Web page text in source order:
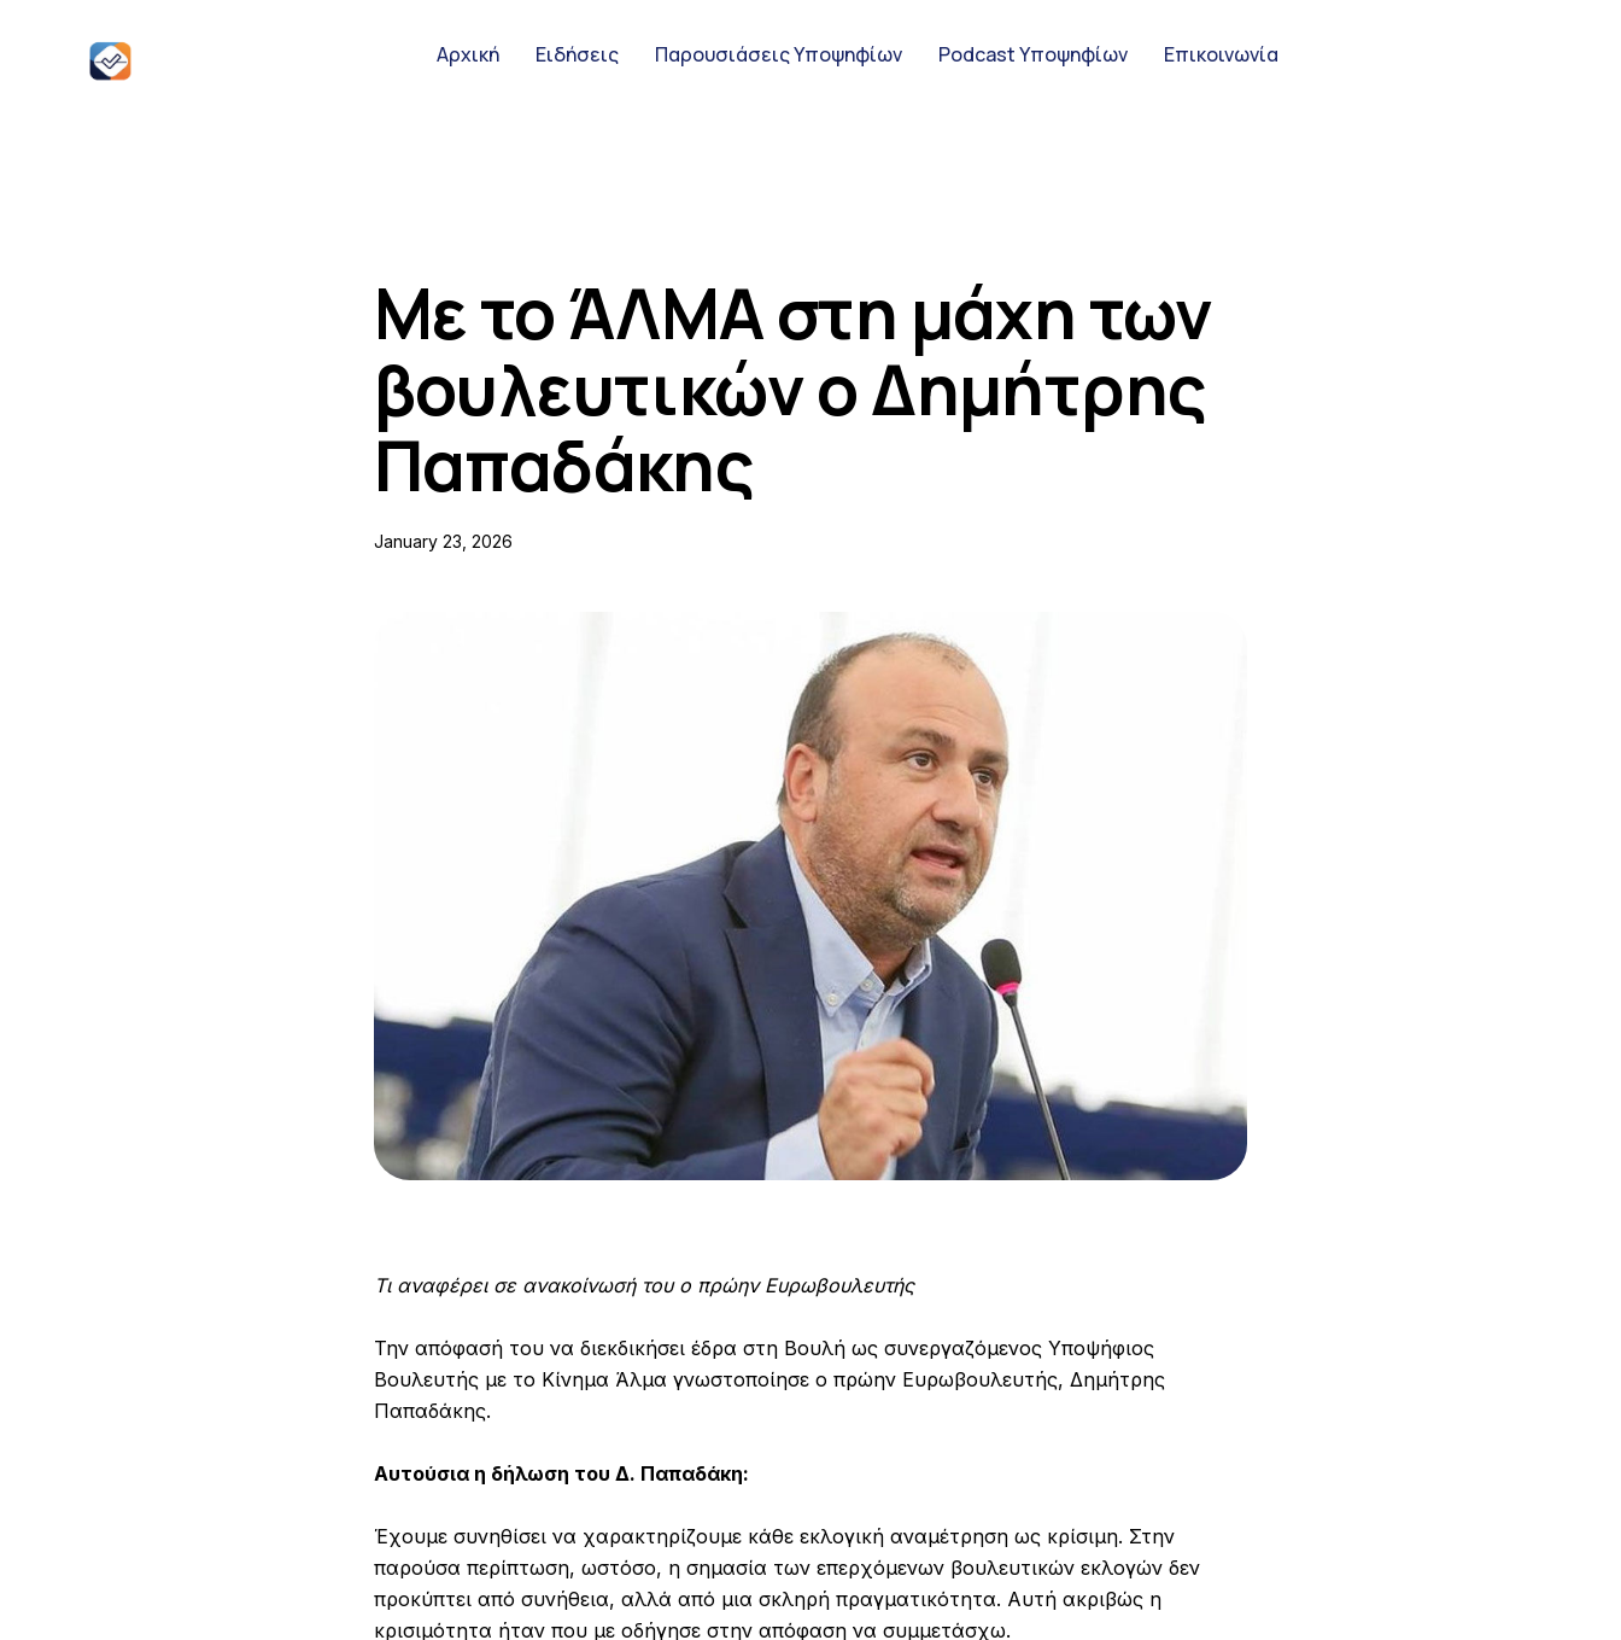
Αρχική Ειδήσεις Παρουσιάσεις Υποψηφίων Podcast Υποψηφίων Επικοινωνία
Παρουσιάσεις Υποψηφίων
Podcast Υποψηφίων
Επικοινωνία
Με το ΆΛΜΑ στη μάχη των
βουλευτικών ο Δημήτρης
Παπαδάκης
January 23, 2026
Τι αναφέρει σε ανακοίνωσή του ο πρώην Ευρωβουλευτής
Την απόφασή του να διεκδικήσει έδρα στη Βουλή ως συνεργαζόμενος Υποψήφιος
Βουλευτής με το Κίνημα Άλμα γνωστοποίησε ο πρώην Ευρωβουλευτής, Δημήτρης
Παπαδάκης.
Αυτούσια η δήλωση του Δ. Παπαδάκη:
Έχουμε συνηθίσει να χαρακτηρίζουμε κάθε εκλογική αναμέτρηση ως κρίσιμη. Στην
παρούσα περίπτωση, ωστόσο, η σημασία των επερχόμενων βουλευτικών εκλογών δεν
προκύπτει από συνήθεια, αλλά από μια σκληρή πραγματικότητα. Αυτή ακριβώς η
κρισιμότητα ήταν που με οδήγησε στην απόφαση να συμμετάσχω.